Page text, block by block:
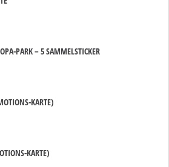
PARK – 5 SAMMELSTICKER
KARTE)
KARTE)